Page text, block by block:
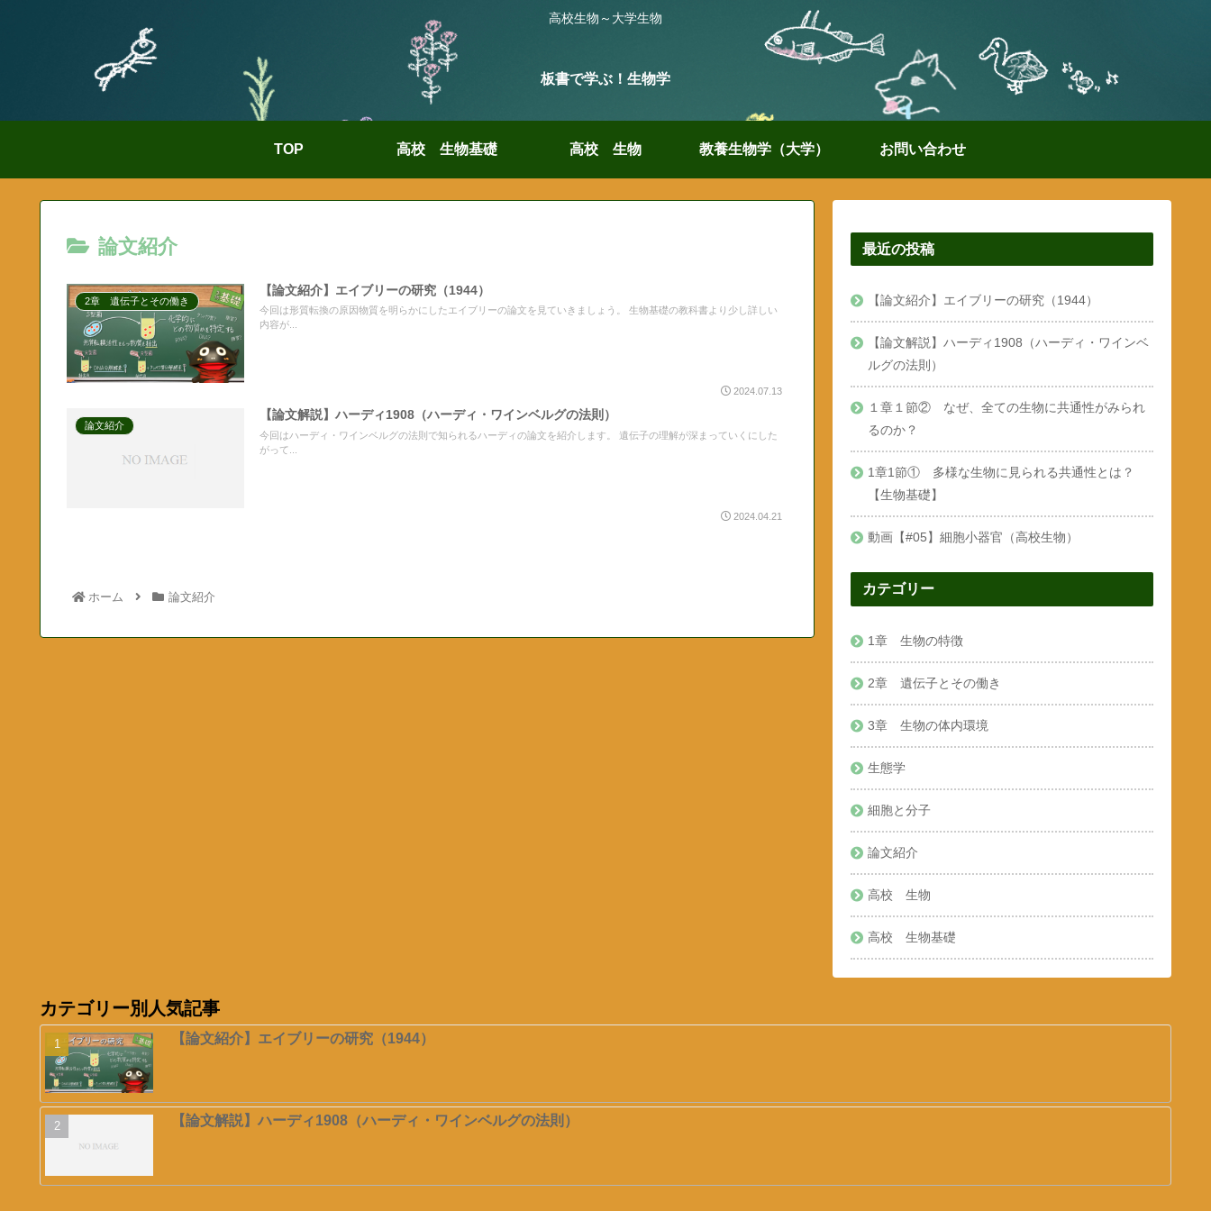
高校生物～大学生物
板書で学ぶ！生物学
TOP 高校 生物基礎 高校 生物 教養生物学（大学） お問い合わせ
論文紹介
2章 遺伝子とその働き
【論文紹介】エイブリーの研究（1944）
今回は形質転換の原因物質を明らかにしたエイブリーの論文を見ていきましょう。 生物基礎の教科書より少し詳しい
内容が...
2024.07.13
論文紹介
【論文解説】ハーディ1908（ハーディ・ワインベルグの法則）
今回はハーディ・ワインベルグの法則で知られるハーディの論文を紹介します。 遺伝子の理解が深まっていくにした
がって...
2024.04.21
ホーム 論文紹介
最近の投稿
【論文紹介】エイブリーの研究（1944）
【論文解説】ハーディ1908（ハーディ・ワインベ
ルグの法則）
１章１節② なぜ、全ての生物に共通性がみられ
るのか？
1章1節① 多様な生物に見られる共通性とは？
【生物基礎】
動画【#05】細胞小器官（高校生物）
カテゴリー
1章 生物の特徴
2章 遺伝子とその働き
3章 生物の体内環境
生態学
細胞と分子
論文紹介
高校 生物
高校 生物基礎
カテゴリー別人気記事
【論文紹介】エイブリーの研究（1944）
【論文解説】ハーディ1908（ハーディ・ワインベルグの法則）